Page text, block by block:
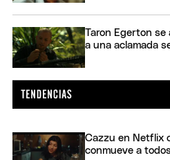
Taron Egerton se
a una aclamada
Cazzu en Netflix
conmueve a